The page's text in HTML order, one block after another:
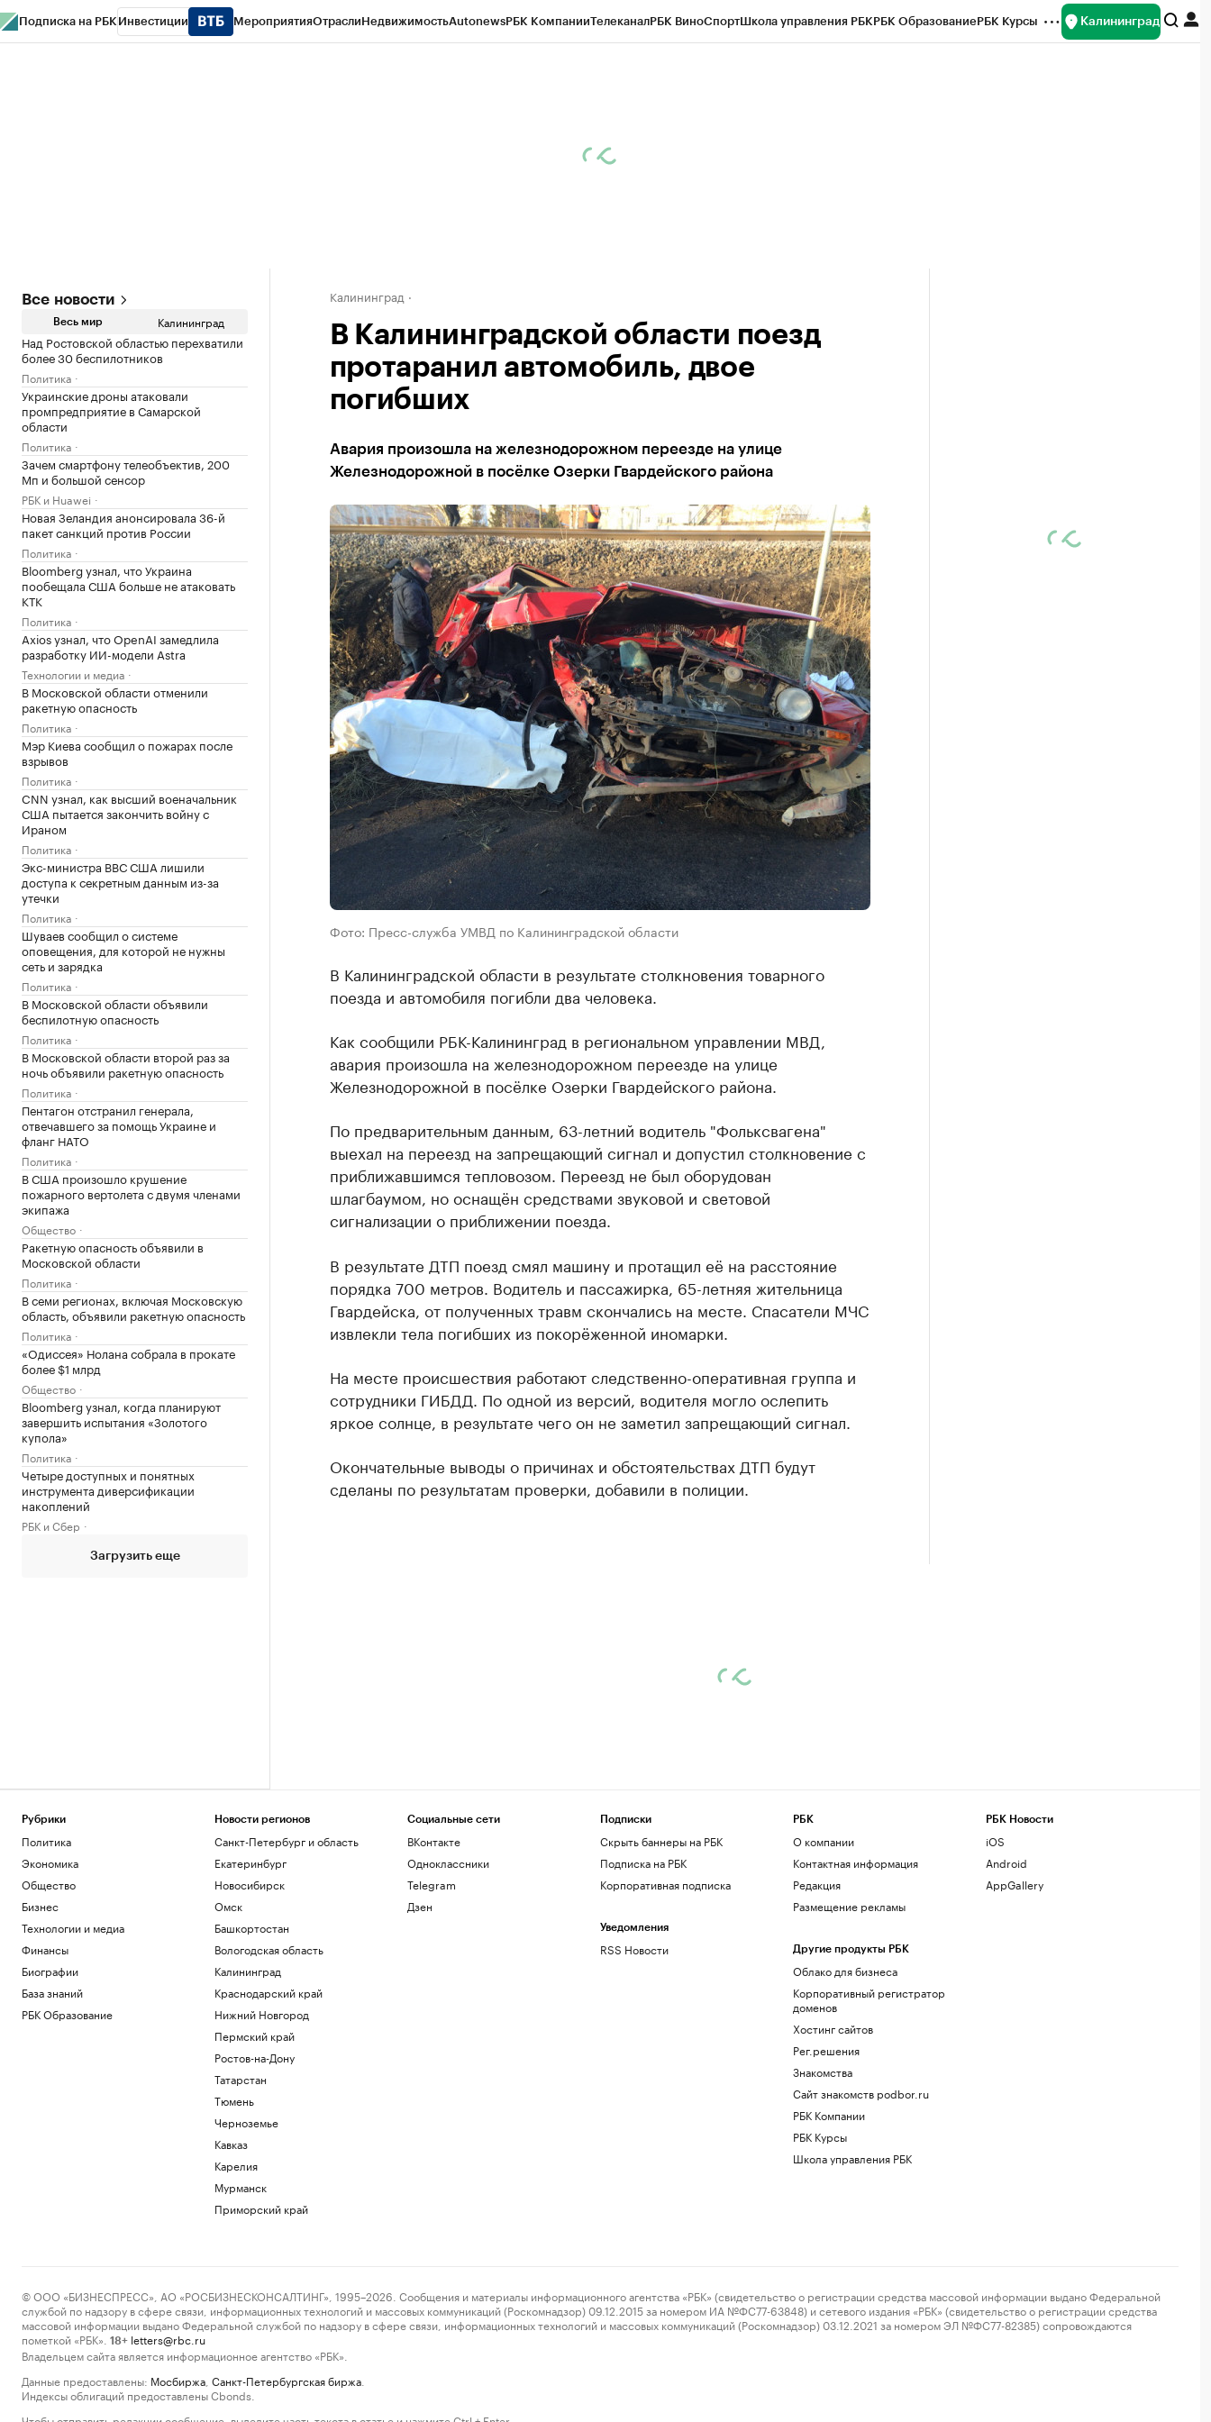
Подписка на РБК Инвестиции МероприятияОтраслиНедвижимостьAutonewsРБК КомпанииТелеканалРБК ВиноСпортШкола управления РБКРБК ОбразованиеРБК Курсы Калининград
Все новости
Весь мир Калининград
Над Ростовской областью перехватили
более 30 беспилотников
Политика
Украинские дроны атаковали
промпредприятие в Самарской
области
Политика
Зачем смартфону телеобъектив, 200
Мп и большой сенсор
РБК и Huawei
Новая Зеландия анонсировала 36-й
пакет санкций против России
Политика
Bloomberg узнал, что Украина
пообещала США больше не атаковать
КТК
Политика
Axios узнал, что OpenAI замедлила
разработку ИИ-модели Astra
Технологии и медиа
В Московской области отменили
ракетную опасность
Политика
Мэр Киева сообщил о пожарах после
взрывов
Политика
CNN узнал, как высший военачальник
США пытается закончить войну с
Ираном
Политика
Экс-министра ВВС США лишили
доступа к секретным данным из-за
утечки
Политика
Шуваев сообщил о системе
оповещения, для которой не нужны
сеть и зарядка
Политика
В Московской области объявили
беспилотную опасность
Политика
В Московской области второй раз за
ночь объявили ракетную опасность
Политика
Пентагон отстранил генерала,
отвечавшего за помощь Украине и
фланг НАТО
Политика
В США произошло крушение
пожарного вертолета с двумя членами
экипажа
Общество
Ракетную опасность объявили в
Московской области
Политика
В семи регионах, включая Московскую
область, объявили ракетную опасность
Политика
«Одиссея» Нолана собрала в прокате
более $1 млрд
Общество
Bloomberg узнал, когда планируют
завершить испытания «Золотого
купола»
Политика
Четыре доступных и понятных
инструмента диверсификации
накоплений
РБК и Сбер
Загрузить еще
Калининград
В Калининградской области поезд
протаранил автомобиль, двое
погибших
Авария произошла на железнодорожном переезде на улице
Железнодорожной в посёлке Озерки Гвардейского района
Фото: Пресс-служба УМВД по Калининградской области
В Калининградской области в результате столкновения товарного
поезда и автомобиля погибли два человека.
Как сообщили РБК-Калининград в региональном управлении МВД,
авария произошла на железнодорожном переезде на улице
Железнодорожной в посёлке Озерки Гвардейского района.
По предварительным данным, 63-летний водитель "Фольксвагена"
выехал на переезд на запрещающий сигнал и допустил столкновение с
приближавшимся тепловозом. Переезд не был оборудован
шлагбаумом, но оснащён средствами звуковой и световой
сигнализации о приближении поезда.
В результате ДТП поезд смял машину и протащил её на расстояние
порядка 700 метров. Водитель и пассажирка, 65-летняя жительница
Гвардейска, от полученных травм скончались на месте. Спасатели МЧС
извлекли тела погибших из покорёженной иномарки.
На месте происшествия работают следственно-оперативная группа и
сотрудники ГИБДД. По одной из версий, водителя могло ослепить
яркое солнце, в результате чего он не заметил запрещающий сигнал.
Окончательные выводы о причинах и обстоятельствах ДТП будут
сделаны по результатам проверки, добавили в полиции.
Рубрики
Политика
Экономика
Общество
Бизнес
Технологии и медиа
Финансы
Биографии
База знаний
РБК Образование
Новости регионов
Санкт-Петербург и область
Екатеринбург
Новосибирск
Омск
Башкортостан
Вологодская область
Калининград
Краснодарский край
Нижний Новгород
Пермский край
Ростов-на-Дону
Татарстан
Тюмень
Черноземье
Кавказ
Карелия
Мурманск
Приморский край
Социальные сети
ВКонтакте
Одноклассники
Telegram
Дзен
Подписки
Скрыть баннеры на РБК
Подписка на РБК
Корпоративная подписка
Уведомления
RSS Новости
РБК
О компании
Контактная информация
Редакция
Размещение рекламы
Другие продукты РБК
Облако для бизнеса
Корпоративный регистратор
доменов
Хостинг сайтов
Рег.решения
Знакомства
Сайт знакомств podbor.ru
РБК Компании
РБК Курсы
Школа управления РБК
РБК Новости
iOS
Android
AppGallery
© ООО «БИЗНЕСПРЕСС», АО «РОСБИЗНЕСКОНСАЛТИНГ», 1995–2026. Сообщения и материалы информационного агентства «РБК» (свидетельство о регистрации средства массовой информации выдано Федеральной
службой по надзору в сфере связи, информационных технологий и массовых коммуникаций (Роскомнадзор) 09.12.2015 за номером ИА №ФС77-63848) и сетевого издания «РБК» (свидетельство о регистрации средства
массовой информации выдано Федеральной службой по надзору в сфере связи, информационных технологий и массовых коммуникаций (Роскомнадзор) 03.12.2021 за номером ЭЛ №ФС77-82385) сопровождаются
пометкой «РБК».
18+ letters@rbc.ru
Владельцем сайта является информационное агентство «РБК».
Данные предоставлены: Мосбиржа Санкт-Петербургская биржа
Индексы облигаций предоставлены Cbonds.